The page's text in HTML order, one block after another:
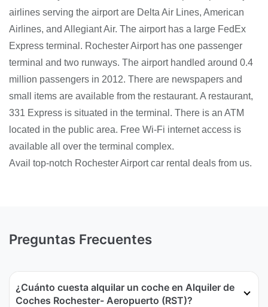
airlines serving the airport are Delta Air Lines, American
Airlines, and Allegiant Air. The airport has a large FedEx
Express terminal. Rochester Airport has one passenger
terminal and two runways. The airport handled around 0.4
million passengers in 2012. There are newspapers and
small items are available from the restaurant. A restaurant,
331 Express is situated in the terminal. There is an ATM
located in the public area. Free Wi-Fi internet access is
available all over the terminal complex.
Avail top-notch Rochester Airport car rental deals from us.
Preguntas Frecuentes
¿Cuánto cuesta alquilar un coche en Alquiler de
Coches Rochester- Aeropuerto (RST)?